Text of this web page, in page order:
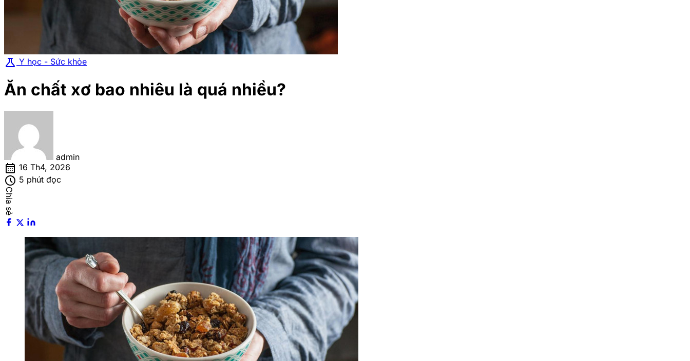
science Y học - Sức khỏe
Ăn chất xơ bao nhiêu là quá nhiều?
admin
calendar_month 16 Th4, 2026
schedule 5 phút đọc
Chia sẻ